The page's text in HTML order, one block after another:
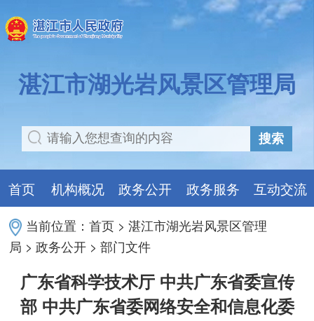
湛江市湖光岩风景区管理局
搜索
首页 机构概况 政务公开 政务服务 互动交流
当前位置：首页 >湛江市湖光岩风景区管理
局 >政务公开 >部门文件
广东省科学技术厅 中共广东省委宣传
部 中共广东省委网络安全和信息化委